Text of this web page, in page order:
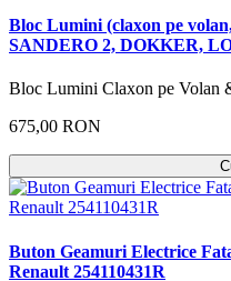
Bloc Lumini (claxon pe
SANDERO 2, DOKKER,
Bloc Lumini Claxon pe Volan
675,00 RON
Buton Geamuri Electrice
Renault 254110431R